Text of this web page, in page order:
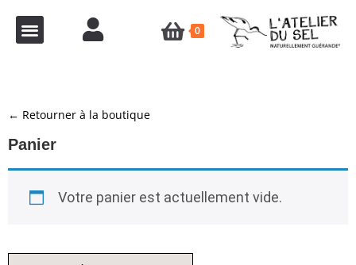
0
← Retourner à la boutique
Panier
Votre panier est actuellement vide.